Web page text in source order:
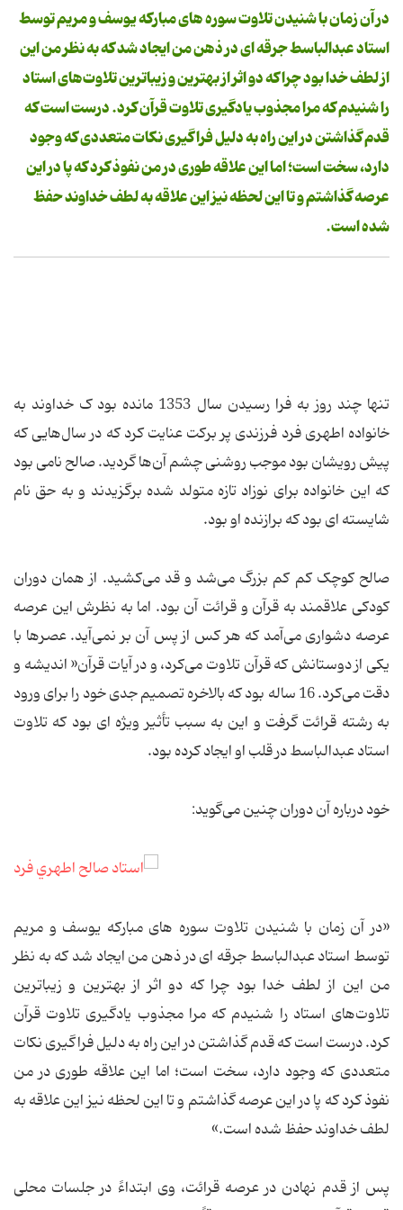
در آن زمان با شنیدن تلاوت سوره های مبارکه یوسف و مریم توسط
استاد عبدالباسط جرقه ای در ذهن من ایجاد شد که به نظر من این
از لطف خدا بود چرا که دو اثر از بهترین و زیباترین تلاوت‌های استاد
را شنیدم که مرا مجذوب یادگیری تلاوت قرآن کرد. درست است که
قدم گذاشتن در این راه به دلیل فراگیری نکات متعددی که وجود
دارد، سخت است؛ اما این علاقه طوری در من نفوذ کرد که پا در این
عرصه گذاشتم و تا این لحظه نیز این علاقه به لطف خداوند حفظ
شده است.
تنها چند روز به فرا رسیدن سال 1353 مانده بود ک خداوند به
خانواده اطهری فرد فرزندی پر برکت عنایت کرد که در سال‌هایی که
پیش رویشان بود موجب روشنی چشم آن‌ها گردید. صالح نامی بود
که این خانواده برای نوزاد تازه متولد شده برگزیدند و به حق نام
شایسته ای بود که برازنده او بود.
صالح کوچک کم کم بزرگ می‌شد و قد می‌کشید. از همان دوران
کودکی علاقمند به قرآن و قرائت آن بود. اما به نظرش این عرصه
عرصه دشواری می‌آمد که هر کس از پس آن بر نمی‌آید. عصرها با
یکی از دوستانش که قرآن تلاوت می‌کرد، و در آیات قرآن« اندیشه و
دقت می‌کرد. 16 ساله بود که بالاخره تصمیم جدی خود را برای ورود
به رشته قرائت گرفت و این به سبب تأثیر ویژه ای بود که تلاوت
استاد عبدالباسط در قلب او ایجاد کرده بود.
خود درباره آن دوران چنین می‌گوید:
«در آن زمان با شنیدن تلاوت سوره های مبارکه یوسف و مریم
توسط استاد عبدالباسط جرقه ای در ذهن من ایجاد شد که به نظر
من این از لطف خدا بود چرا که دو اثر از بهترین و زیباترین
تلاوت‌های استاد را شنیدم که مرا مجذوب یادگیری تلاوت قرآن
کرد. درست است که قدم گذاشتن در این راه به دلیل فراگیری نکات
متعددی که وجود دارد، سخت است؛ اما این علاقه طوری در من
نفوذ کرد که پا در این عرصه گذاشتم و تا این لحظه نیز این علاقه به
لطف خداوند حفظ شده است.»
پس از قدم نهادن در عرصه قرائت،‌ وی ابتداءً در جلسات محلی